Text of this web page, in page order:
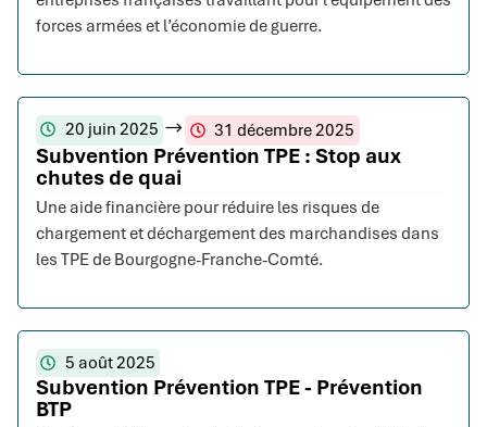
forces armées et l’économie de guerre.
20 juin 2025 31 décembre 2025
Subvention Prévention TPE : Stop aux
chutes de quai
Une aide financière pour réduire les risques de
chargement et déchargement des marchandises dans
les TPE de Bourgogne-Franche-Comté.
5 août 2025
Subvention Prévention TPE - Prévention
BTP